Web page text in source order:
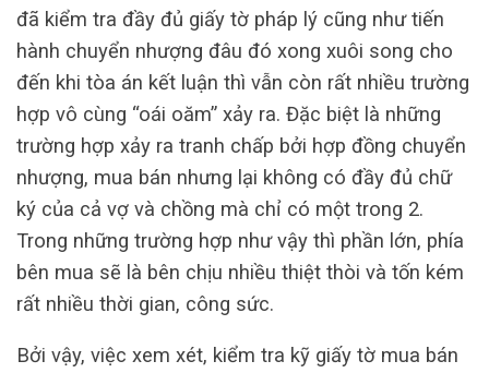
đã kiểm tra đầy đủ giấy tờ pháp lý cũng như tiến
hành chuyển nhượng đâu đó xong xuôi song cho
đến khi tòa án kết luận thì vẫn còn rất nhiều trường
hợp vô cùng “oái oăm” xảy ra. Đặc biệt là những
trường hợp xảy ra tranh chấp bởi hợp đồng chuyển
nhượng, mua bán nhưng lại không có đầy đủ chữ
ký của cả vợ và chồng mà chỉ có một trong 2.
Trong những trường hợp như vậy thì phần lớn, phía
bên mua sẽ là bên chịu nhiều thiệt thòi và tốn kém
rất nhiều thời gian, công sức.
Bởi vậy, việc xem xét, kiểm tra kỹ giấy tờ mua bán